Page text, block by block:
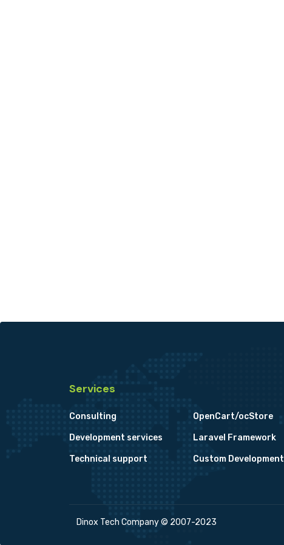
Services
Consulting
Development services
Technical support
OpenCart/ocStore
Laravel Framework
Custom Development
Dinox Tech Company © 2007-2023